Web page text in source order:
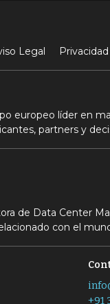
Legal Privacidad
europeo líder en
partners y
de Data Center
con el
+91